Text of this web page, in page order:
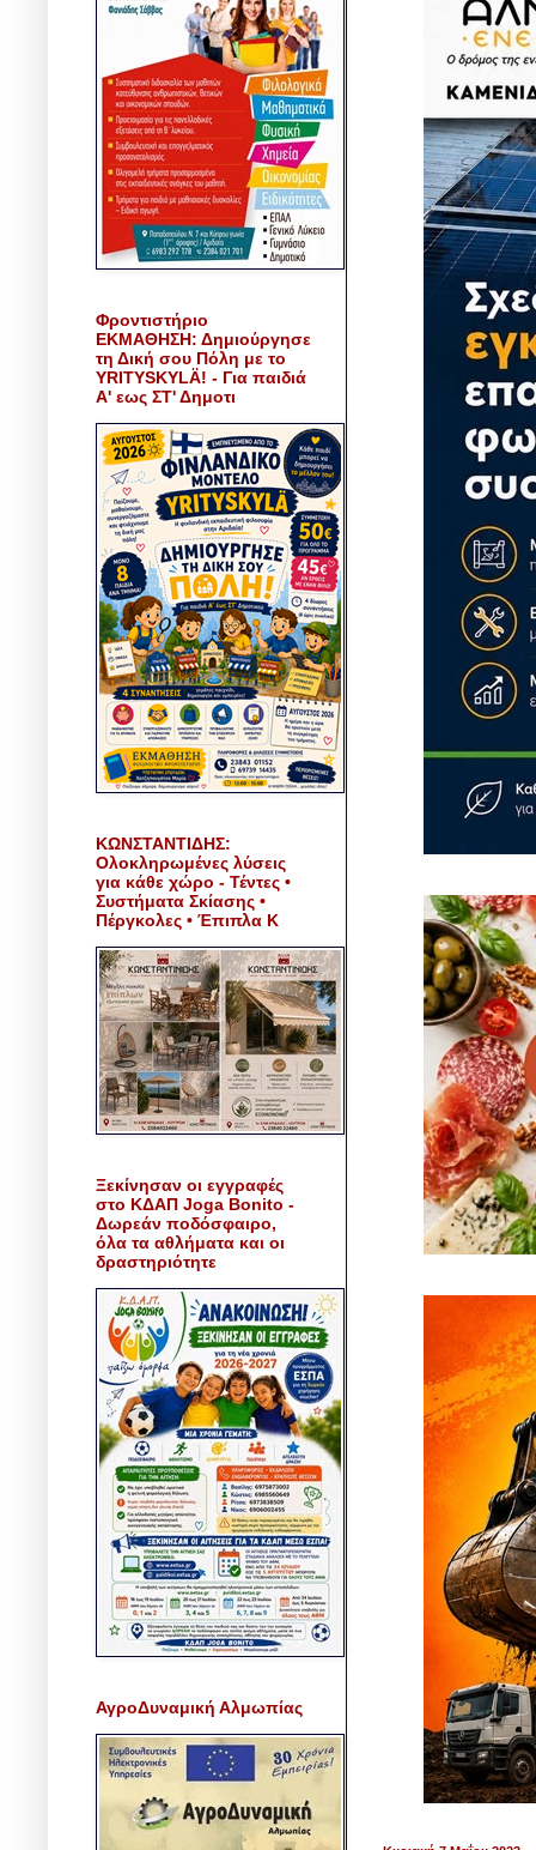
Φροντιστήριο
ΕΚΜΑΘΗΣΗ: Δημιούργησε
τη Δική σου Πόλη με το
YRITYSKYLÄ! - Για παιδιά
Α' εως ΣΤ' Δημοτι
ΚΩΝΣΤΑΝΤΙΔΗΣ:
Ολοκληρωμένες λύσεις
για κάθε χώρο - Τέντες •
Συστήματα Σκίασης •
Πέργκολες • Έπιπλα Κ
Ξεκίνησαν οι εγγραφές
στο ΚΔΑΠ Joga Bonito -
Δωρεάν ποδόσφαιρο,
όλα τα αθλήματα και οι
δραστηριότητε
ΑγροΔυναμική Αλμωπίας